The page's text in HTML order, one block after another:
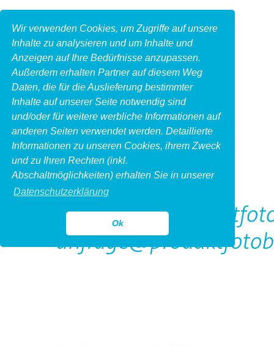
Wir verwenden Cookies, um Zugriffe auf unsere
Inhalte zu analysieren und um Inhalte und
Anzeigen auf Ihre Bedürfnisse anzupassen.
Außerdem erhalten Partner auf diesem Weg
Daten, die für die Auslieferung bestimmter
Inhalte auf unserer Seite notwendig sind
und/oder für weitere werbliche Informationen auf
anderen Seiten verwendet werden. Detaillierte
Informationen zu unseren Cookies, ihrem Zweck
und zu Ihren Rechten (inkl.
Abschaltmöglichkeiten) erhalten Sie in unserer
Datenschutzerklärung
Ok
Kontakt
http://